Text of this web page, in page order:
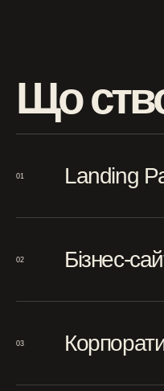
Що
01 Landing
02 Бізнес-
03